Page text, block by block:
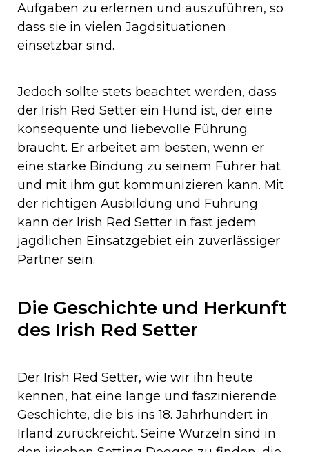
Aufgaben zu erlernen und auszuführen, so
dass sie in vielen Jagdsituationen
einsetzbar sind.
Jedoch sollte stets beachtet werden, dass
der Irish Red Setter ein Hund ist, der eine
konsequente und liebevolle Führung
braucht. Er arbeitet am besten, wenn er
eine starke Bindung zu seinem Führer hat
und mit ihm gut kommunizieren kann. Mit
der richtigen Ausbildung und Führung
kann der Irish Red Setter in fast jedem
jagdlichen Einsatzgebiet ein zuverlässiger
Partner sein.
Die Geschichte und Herkunft
des Irish Red Setter
Der Irish Red Setter, wie wir ihn heute
kennen, hat eine lange und faszinierende
Geschichte, die bis ins 18. Jahrhundert in
Irland zurückreicht. Seine Wurzeln sind in